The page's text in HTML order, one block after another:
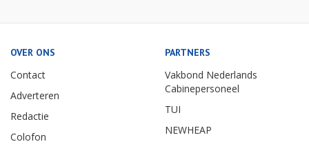
OVER ONS
Contact
Adverteren
Redactie
Colofon
PARTNERS
Vakbond Nederlands
Cabinepersoneel
TUI
NEWHEAP